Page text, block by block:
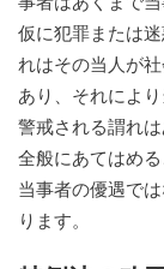
仮に犯罪または
れはその当人が
あり、それによ
警戒される謂れ
全般にあてはめ
当事者の優遇で
ります。